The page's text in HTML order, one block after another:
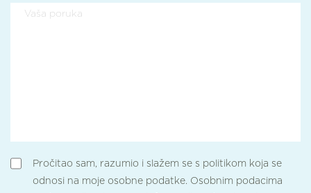
Pročitao sam, razumio i slažem se s politikom koja se
odnosi na moje osobne podatke. Osobnim podacima